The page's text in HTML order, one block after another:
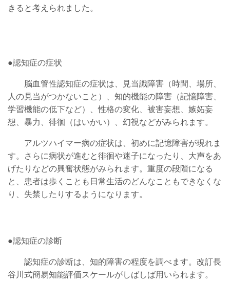
きると考えられました。
●認知症の症状
脳血管性認知症の症状は、見当識障害（時間、場所、
人の見当がつかないこと）、知的機能の障害（記憶障害、
学習機能の低下など）、性格の変化、被害妄想、嫉妬妄
想、暴力、徘徊（はいかい）、幻視などがみられます。
アルツハイマー病の症状は、初めに記憶障害が現れま
す。さらに病状が進むと徘徊や迷子になったり、大声をあ
げたりなどの興奮状態がみられます。重度の段階になる
と、患者は歩くことも日常生活のどんなこともできなくな
り、失禁したりするようになります。
●認知症の診断
認知症の診断は、知的障害の程度を調べます。改訂長
谷川式簡易知能評価スケールがしばしば用いられます。